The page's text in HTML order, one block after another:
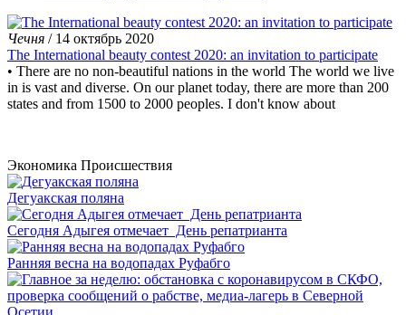
Чечня / 14 октябрь 2020
The International beauty contest 2020: an invitation to participate
• There are no non-beautiful nations in the world The world we live
in is vast and diverse. On our planet today, there are more than 200
states and from 1500 to 2000 peoples. I don't know about
Экономика Происшествия
Дегуакская поляна
Сегодня Адыгея отмечает День репатрианта
Ранняя весна на водопадах Руфабго